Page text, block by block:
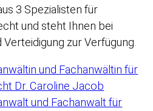
3 Spezialisten für
und steht Ihnen bei
Verteidigung zur Verfügung.
und Fachanwältin für
Dr. Caroline Jacob
und Fachanwalt für